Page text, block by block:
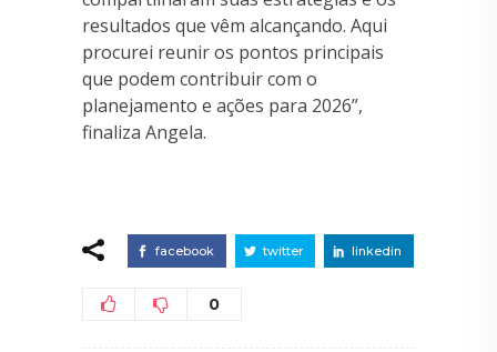
resultados que vêm alcançando. Aqui
procurei reunir os pontos principais
que podem contribuir com o
planejamento e ações para 2026”,
finaliza Angela.
facebook twitter linkedin
0